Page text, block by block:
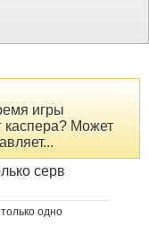
игры
каспера? Может
серв
одно